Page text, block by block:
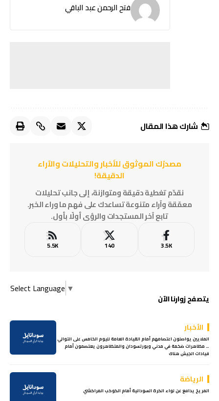
فتح الرحمن عبد الباقي
شارك هذا المقال
مصدرُك الموثوق للأخبار والتحليلات والآراء
الدقيقة!
نقدّم تغطية دقيقة ومتوازنة، إلى جانب تحليلات
معمّقة وآراء متنوعة تساعدك على فهم ما وراء الخبر.
تابع آخر المستجدات والرؤى أولًا بأول.
3.5K
140
5.5K
Select Language ▼
يتصفح زوارنا الآن
الأخبار
الملايين يواصلون اعتصامهم أمام القيادة العامة لليوم الخامس على التوالي
… مظاهرات ضخمة في مدني وبورتسودان والمتظاهرون يعتصمون أمام
قيادات الجيش هناك
الرياضة
المريخ يدافع عن لواء الكرة السودانية أمام الكوكب المراكشي